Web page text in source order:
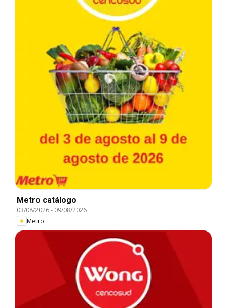
Metro catálogo
03/08/2026- 09/08/2026
Metro